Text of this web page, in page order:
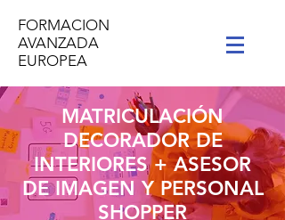
FORMACION
AVANZADA
EUROPEA
MATRICULACIÓN
DECORADOR DE
INTERIORES + ASESOR
DE IMAGEN Y PERSONAL
SHOPPER